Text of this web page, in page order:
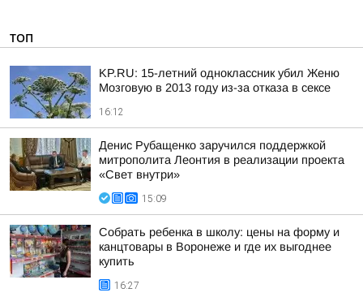
ТОП
KP.RU: 15-летний одноклассник убил Женю
Мозговую в 2013 году из-за отказа в сексе
16:12
Денис Рубащенко заручился поддержкой
митрополита Леонтия в реализации проекта
«Свет внутри»
15:09
Собрать ребенка в школу: цены на форму и
канцтовары в Воронеже и где их выгоднее
купить
16:27